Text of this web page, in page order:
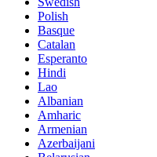
Polish
Basque
Catalan
Esperanto
Hindi
Lao
Albanian
Amharic
Armenian
Azerbaijani